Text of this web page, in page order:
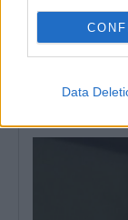
Data
Porto de Sines
crescimento
em julho...